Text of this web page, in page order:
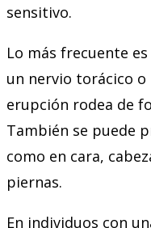
sensitivo.
Lo más frecuente
un nervio torácico
erupción rodea de
También se puede
como en cara,
piernas.
En individuos con